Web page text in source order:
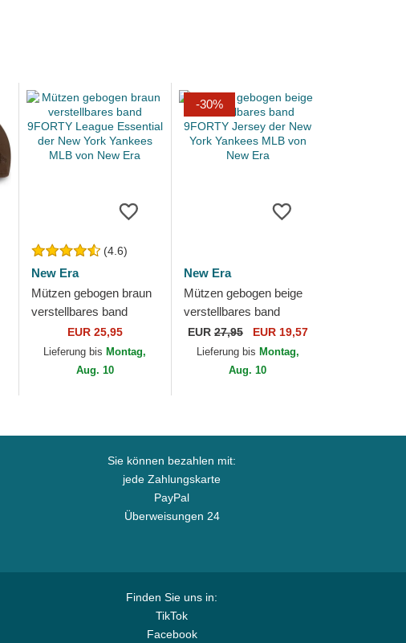
(4.6)
New Era
Mützen gebogen braun
verstellbares band
9FORTY League
Essential der New York
Yankees MLB von New
EUR 25,95
Lieferung bis Montag,
Aug. 10
-30%
New Era
Mützen gebogen beige
verstellbares band
9FORTY Jersey der
New York Yankees MLB
von New Era
EUR 27,95 EUR 19,57
Lieferung bis Montag,
Aug. 10
Sie können bezahlen mit:
jede Zahlungskarte
PayPal
Überweisungen 24
Finden Sie uns in:
TikTok
Facebook